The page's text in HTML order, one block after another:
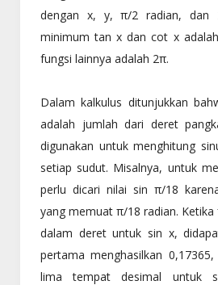
dengan x, y, π/2 radian, dan
minimum tan x dan cot x
fungsi lainnya adalah 2π.
Dalam kalkulus ditunjukkan
adalah jumlah dari deret
digunakan untuk menghitung
setiap sudut. Misalnya, untuk
perlu dicari nilai sin π/18
yang memuat π/18 radian.
dalam deret untuk sin x,
pertama menghasilkan
lima tempat desimal untuk